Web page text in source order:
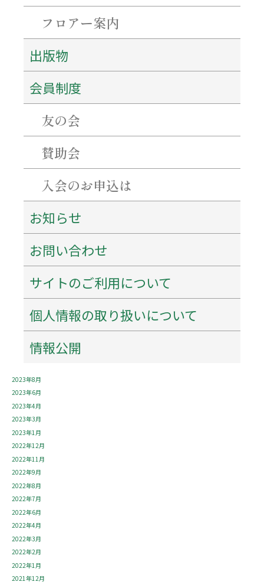
フロアー案内
出版物
会員制度
友の会
賛助会
入会のお申込は
お知らせ
お問い合わせ
サイトのご利用について
個人情報の取り扱いについて
情報公開
2026年4月
2025年11月
2025年10月
2025年9月
2025年3月
2024年12月
2024年9月
2024年8月
2024年7月
2024年3月
2024年2月
2024年1月
2023年10月
2023年8月
2023年6月
2023年4月
2023年3月
2023年1月
2022年12月
2022年11月
2022年9月
2022年8月
2022年7月
2022年6月
2022年4月
2022年3月
2022年2月
2022年1月
2021年12月